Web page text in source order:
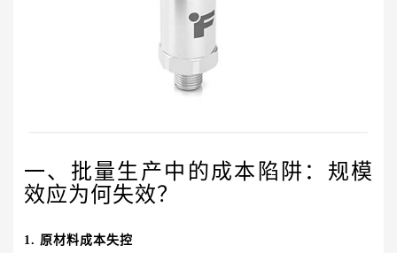
一、批量生产中的成本陷阱：规模
效应为何失效？
1. 原材料成本失控